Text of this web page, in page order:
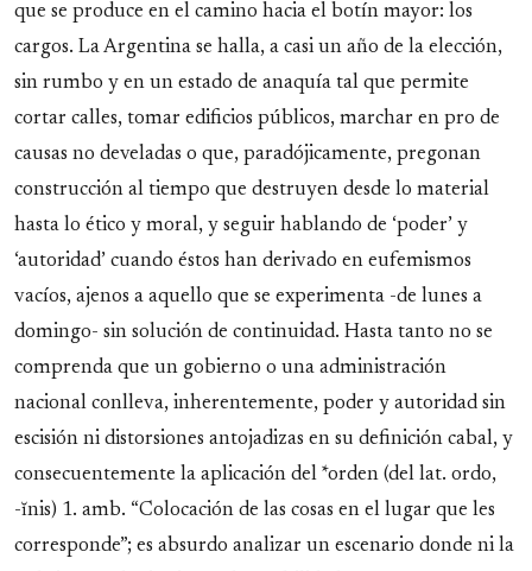
que se produce en el camino hacia el botín mayor: los
cargos. La Argentina se halla, a casi un año de la elección,
sin rumbo y en un estado de anaquía tal que permite
cortar calles, tomar edificios públicos, marchar en pro de
causas no develadas o que, paradójicamente, pregonan
construcción al tiempo que destruyen desde lo material
hasta lo ético y moral, y seguir hablando de ‘poder’ y
‘autoridad’ cuando éstos han derivado en eufemismos
vacíos, ajenos a aquello que se experimenta -de lunes a
domingo- sin solución de continuidad. Hasta tanto no se
comprenda que un gobierno o una administración
nacional conlleva, inherentemente, poder y autoridad sin
escisión ni distorsiones antojadizas en su definición cabal, y
consecuentemente la aplicación del *orden (del lat. ordo,
-ĭnis) 1. amb. “Colocación de las cosas en el lugar que les
corresponde”; es absurdo analizar un escenario donde ni la